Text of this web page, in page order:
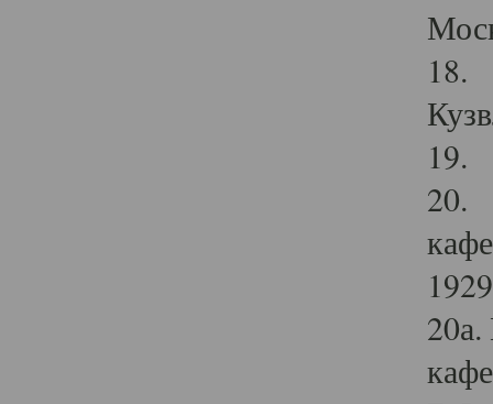
18.
19.
20.